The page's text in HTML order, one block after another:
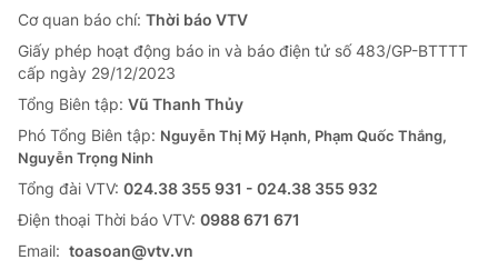
Cơ quan báo chí: Thời báo VTV
Giấy phép hoạt động báo in và báo điện tử số 483/GP-BTTTT
cấp ngày 29/12/2023
Tổng Biên tập: Vũ Thanh Thủy
Phó Tổng Biên tập: Nguyễn Thị Mỹ Hạnh, Phạm Quốc Thắng,
Nguyễn Trọng Ninh
Tổng đài VTV: 024.38 355 931 - 024.38 355 932
Ðiện thoại Thời báo VTV: 0988 671 671
Email: toasoan@vtv.vn